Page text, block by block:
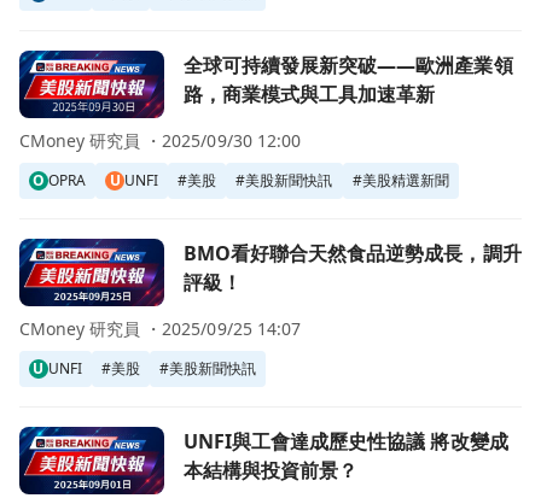
前往全球可持續發展新突破——歐洲產業領路，商業模式與
全球可持續發展新突破——歐洲產業領
路，商業模式與工具加速革新
OOPRA U UNFI #美股 #美股新聞快訊 #美股精選新聞
CMoney 研究員 ・2025/09/30 12:00
前往BMO看好聯合天然食品逆勢成長，調升評級！頁面
BMO看好聯合天然食品逆勢成長，調升
評級！
U UNFI #美股 #美股新聞快訊
CMoney 研究員 ・2025/09/25 14:07
前往UNFI與工會達成歷史性協議 將改變成本結構與投資前景
UNFI與工會達成歷史性協議 將改變成
本結構與投資前景？